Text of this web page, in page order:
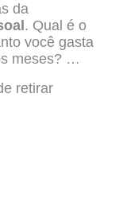
da
. Qual é o
você gasta
meses? …
retirar